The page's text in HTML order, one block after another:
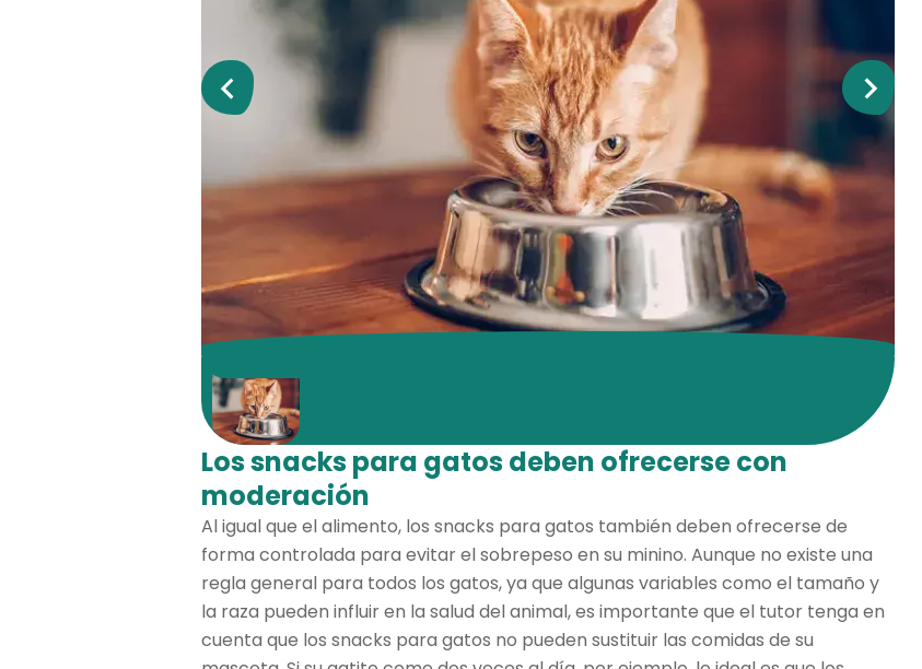
Los snacks para gatos deben ofrecerse con
moderación
Al igual que el alimento, los snacks para gatos también deben ofrecerse de
forma controlada para evitar el sobrepeso en su minino. Aunque no existe una
regla general para todos los gatos, ya que algunas variables como el tamaño y
la raza pueden influir en la salud del animal, es importante que el tutor tenga en
cuenta que los snacks para gatos no pueden sustituir las comidas de su